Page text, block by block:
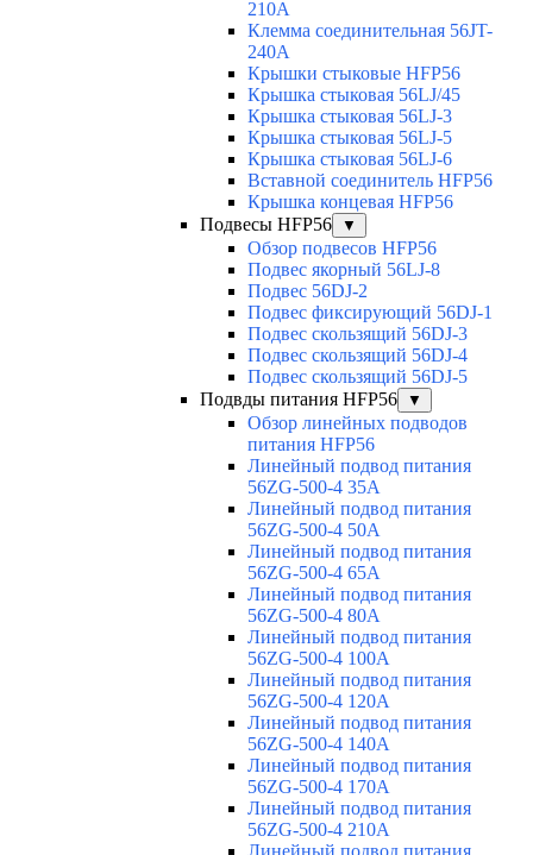
210A
Клемма соединительная 56JT-
240A
Крышки стыковые HFP56
Крышка стыковая 56LJ/45
Крышка стыковая 56LJ-3
Крышка стыковая 56LJ-5
Крышка стыковая 56LJ-6
Вставной соединитель HFP56
Крышка концевая HFP56
Подвесы HFP56
▼
Обзор подвесов HFP56
Подвес якорный 56LJ-8
Подвес 56DJ-2
Подвес фиксирующий 56DJ-1
Подвес скользящий 56DJ-3
Подвес скользящий 56DJ-4
Подвес скользящий 56DJ-5
Подвды питания HFP56
▼
Обзор линейных подводов
питания HFP56
Линейный подвод питания
56ZG-500-4 35A
Линейный подвод питания
56ZG-500-4 50A
Линейный подвод питания
56ZG-500-4 65A
Линейный подвод питания
56ZG-500-4 80A
Линейный подвод питания
56ZG-500-4 100A
Линейный подвод питания
56ZG-500-4 120A
Линейный подвод питания
56ZG-500-4 140A
Линейный подвод питания
56ZG-500-4 170A
Линейный подвод питания
56ZG-500-4 210A
Линейный подвод питания